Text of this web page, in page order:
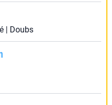
| Doubs